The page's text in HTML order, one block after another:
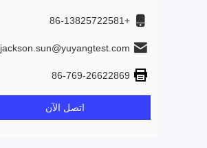
+86-13825722581
jackson.sun@yuyangtest.com
86-769-26622869
اتصل الآن